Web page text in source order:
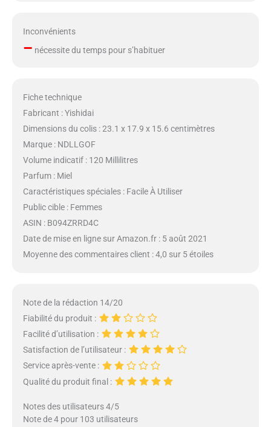
Inconvénients
– nécessite du temps pour s’habituer
Fiche technique
Fabricant : Yishidai
Dimensions du colis : 23.1 x 17.9 x 15.6 centimètres
Marque : NDLLGOF
Volume indicatif : 120 Millilitres
Parfum : Miel
Caractéristiques spéciales : Facile À Utiliser
Public cible : Femmes
ASIN : B094ZRRD4C
Date de mise en ligne sur Amazon.fr : 5 août 2021
Moyenne des commentaires client : 4,0 sur 5 étoiles
Note de la rédaction 14/20
Fiabilité du produit :
Facilité d’utilisation :
Satisfaction de l’utilisateur :
Service après-vente :
Qualité du produit final :
Notes des utilisateurs 4/5
Note de 4 pour 103 utilisateurs